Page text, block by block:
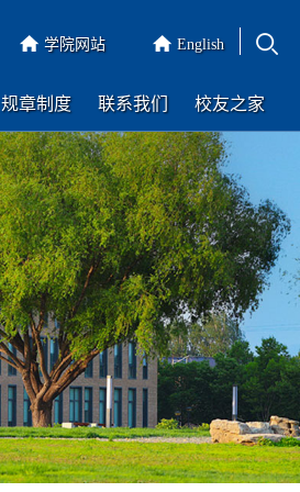
学院网站 English
规章制度 联系我们 校友之家